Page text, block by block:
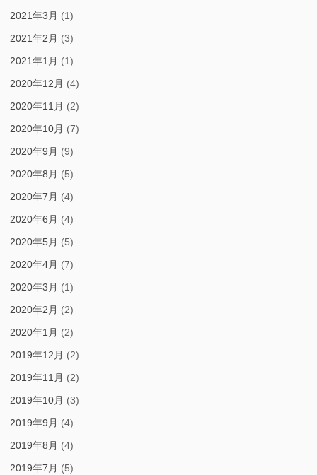
2021年3月 (1)
2021年2月 (3)
2021年1月 (1)
2020年12月 (4)
2020年11月 (2)
2020年10月 (7)
2020年9月 (9)
2020年8月 (5)
2020年7月 (4)
2020年6月 (4)
2020年5月 (5)
2020年4月 (7)
2020年3月 (1)
2020年2月 (2)
2020年1月 (2)
2019年12月 (2)
2019年11月 (2)
2019年10月 (3)
2019年9月 (4)
2019年8月 (4)
2019年7月 (5)